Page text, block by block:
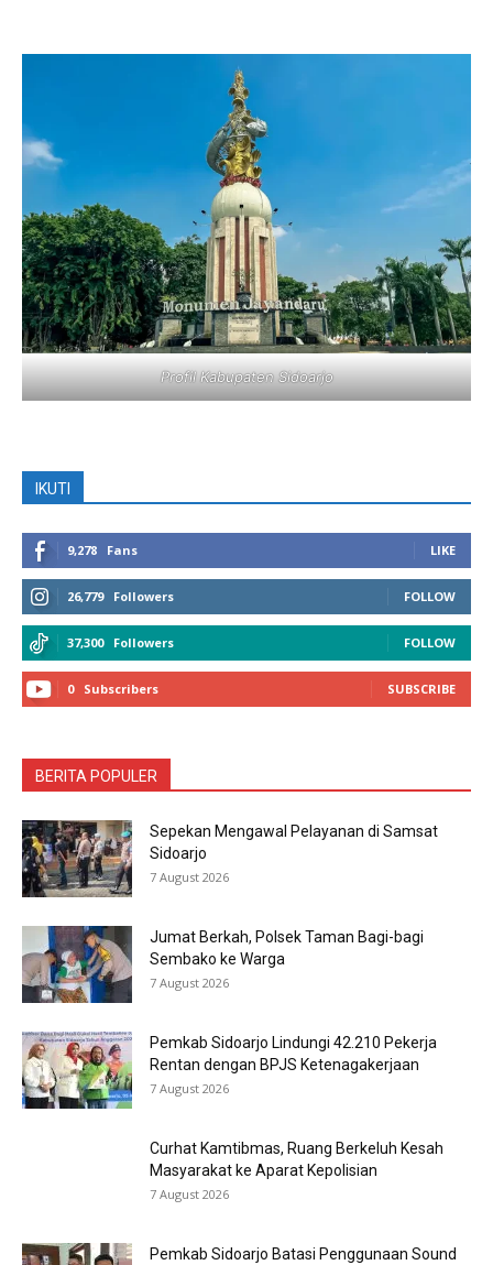
Profil Kabupaten Sidoarjo
IKUTI
9,278 Fans LIKE
26,779 Followers FOLLOW
37,300 Followers FOLLOW
0 Subscribers SUBSCRIBE
BERITA POPULER
Sepekan Mengawal Pelayanan di Samsat
Sidoarjo
7 August 2026
Jumat Berkah, Polsek Taman Bagi-bagi
Sembako ke Warga
7 August 2026
Pemkab Sidoarjo Lindungi 42.210 Pekerja
Rentan dengan BPJS Ketenagakerjaan
7 August 2026
Curhat Kamtibmas, Ruang Berkeluh Kesah
Masyarakat ke Aparat Kepolisian
7 August 2026
Pemkab Sidoarjo Batasi Penggunaan Sound